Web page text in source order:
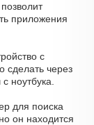
позволит
приложения
с
сделать через
ноутбука.
для поиска
он находится